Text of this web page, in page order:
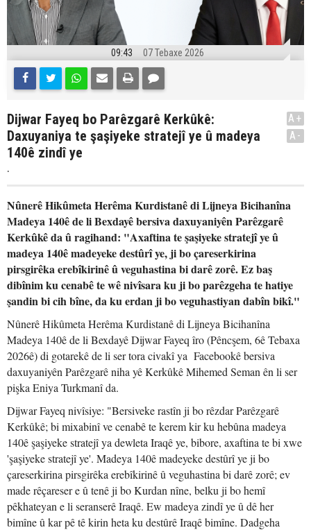
09:43 07 Tebaxe 2026
Dijwar Fayeq bo Parêzgarê Kerkûkê:
Daxuyaniya te şaşiyeke stratejî ye û madeya
140ê zindî ye
.
A+
A-
Nûnerê Hikûmeta Herêma Kurdistanê di Lijneya Bicihanîna
Madeya 140ê de li Bexdayê bersiva daxuyaniyên Parêzgarê
Kerkûkê da û ragihand: "Axaftina te şaşiyeke stratejî ye û
madeya 140ê madeyeke destûrî ye, ji bo çareserkirina
pirsgirêka erebîkirinê û veguhastina bi darê zorê. Ez baş
dibînim ku cenabê te wê nivîsara ku ji bo parêzgeha te hatiye
şandin bi cih bîne, da ku erdan ji bo veguhastiyan dabîn bikî."
Nûnerê Hikûmeta Herêma Kurdistanê di Lijneya Bicihanîna
Madeya 140ê de li Bexdayê Dijwar Fayeq îro (Pêncşem, 6ê Tebaxa
2026ê) di gotarekê de li ser tora civakî ya Facebookê bersiva
daxuyaniyên Parêzgarê niha yê Kerkûkê Mihemed Seman ên li ser
pişka Eniya Turkmanî da.
Dijwar Fayeq nivîsiye: "Bersiveke rastîn ji bo rêzdar Parêzgarê
Kerkûkê; bi mixabinî ve cenabê te kerem kir ku hebûna madeya
140ê şaşiyeke stratejî ya dewleta Iraqê ye, bibore, axaftina te bi xwe
'şaşiyeke stratejî ye'. Madeya 140ê madeyeke destûrî ye ji bo
çareserkirina pirsgirêka erebîkirinê û veguhastina bi darê zorê; ev
made rêçareser e û tenê ji bo Kurdan nîne, belku ji bo hemî
pêkhateyan e li seranserê Iraqê. Ew madeya zindî ye û dê her
bimîne û kar pê tê kirin heta ku destûrê Iraqê bimîne. Dadgeha